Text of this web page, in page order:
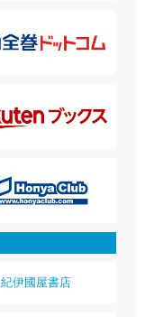
紀伊國屋書店